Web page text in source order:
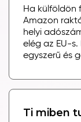
Ha külföldön
Amazon
helyi
elég az EU-
egyszerű és
Ti miben